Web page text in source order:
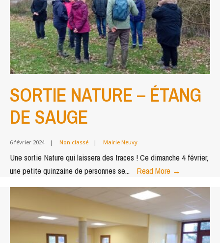
SORTIE NATURE – ÉTANG
DE SAUGE
6 février 2024 | Non classé | Mairie Neuvy
Une sortie Nature qui laissera des traces ! Ce dimanche 4 février,
une petite quinzaine de personnes se... Read More →
ÉTANG
DE
SAUGE